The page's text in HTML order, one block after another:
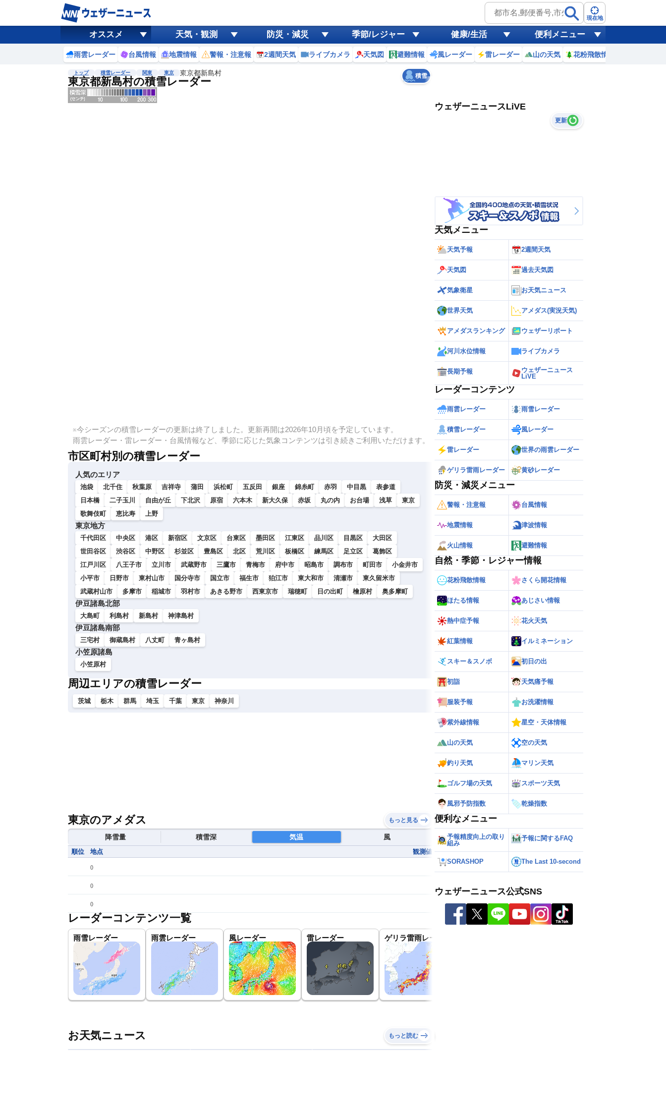
現在地
オススメ 天気・観測 防災・減災 季節/レジャー 健康/生活 便利メニュー
雨雲レーダー 台風情報 地震情報 警報・注意報 2週間天気 ライブカメラ 天気図 避難情報 風レーダー 雷レーダー 山の天気 花粉飛散情報
トップ 積雪レーダー 関東 東京 東京都新島村
東京都新島村の積雪レーダー 積雪
黄砂
天気 台風
※今シーズンの積雪レーダーの更新は終了しました。更新再開は2026年10月頃を予定しています。
雨雲レーダー・雷レーダー・台風情報など、季節に応じた気象コンテンツは引き続きご利用いただけます。
市区町村別の積雪レーダー
人気のエリア
池袋 北千住 秋葉原 吉祥寺 蒲田 浜松町 五反田 銀座 錦糸町 赤羽 中目黒
表参道
日本橋
二子玉川 自由が丘 下北沢 原宿 六本木 新大久保 赤坂 丸の内 お台場 浅草
東京
歌舞伎町
恵比寿 上野
東京地方
千代田区 中央区 港区 新宿区 文京区 台東区 墨田区 江東区 品川区 目黒区
大田区
世田谷区
渋谷区 中野区 杉並区 豊島区 北区 荒川区 板橋区 練馬区 足立区
葛飾区
江戸川区
八王子市 立川市 武蔵野市 三鷹市 青梅市 府中市 昭島市 調布市 町田市
小金井市
小平市
日野市 東村山市 国分寺市 国立市 福生市 狛江市 東大和市 清瀬市
東久留米市
武蔵村山市
多摩市 稲城市 羽村市 あきる野市 西東京市 瑞穂町 日の出町 檜原村 奥多摩町
伊豆諸島北部
大島町 利島村 新島村 神津島村
伊豆諸島南部
三宅村 御蔵島村 八丈町 青ヶ島村
小笠原諸島
小笠原村
周辺エリアの積雪レーダー
茨城 栃木 群馬 埼玉 千葉 東京 神奈川
東京のアメダス もっと見る
降雪量 積雪深 気温 風
順位 地点 観測値
()
()
()
レーダーコンテンツ一覧
雨雪レーダー 雨雲レーダー 風レーダー 雷レーダー ゲリラ雷雨レーダー
お天気ニュース もっと読む
ウェザーニュースLiVE
更新
天気メニュー
天気予報 2週間天気
天気図 過去天気図
気象衛星 お天気ニュース
世界天気 アメダス(実況天気)
アメダスランキング ウェザーリポート
河川水位情報 ライブカメラ
長期予報
ウェザーニュース
LiVE
レーダーコンテンツ
雨雲レーダー 雨雪レーダー
積雪レーダー 風レーダー
雷レーダー 世界の雨雲レーダー
ゲリラ雷雨レーダー 黄砂レーダー
防災・減災メニュー
警報・注意報 台風情報
地震情報 津波情報
火山情報 避難情報
自然・季節・レジャー情報
花粉飛散情報 さくら開花情報
ほたる情報 あじさい情報
熱中症予報 花火天気
紅葉情報 イルミネーション
スキー＆スノボ 初日の出
初詣 天気痛予報
服装予報 お洗濯情報
紫外線情報 星空・天体情報
山の天気 空の天気
釣り天気 マリン天気
ゴルフ場の天気 スポーツ天気
風邪予防指数 乾燥指数
便利なメニュー
予報精度向上の取り
組み
予報に関するFAQ
SORASHOP The Last 10-second
ウェザーニュース公式SNS